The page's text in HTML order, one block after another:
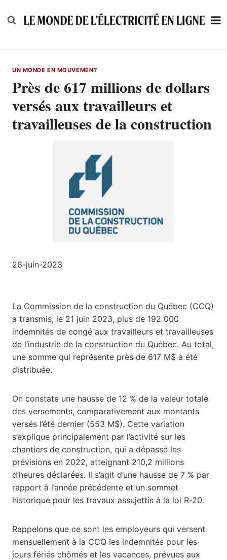
to
UN MONDE EN MOUVEMENT
Près de 617 millions de dollars
versés aux travailleurs et
travailleuses de la construction
26-juin-2023
La Commission de la construction du Québec (CCQ)
a transmis, le 21 juin 2023, plus de 192 000
indemnités de congé aux travailleurs et travailleuses
de l’industrie de la construction du Québec. Au total,
une somme qui représente près de 617 M$ a été
distribuée.
On constate une hausse de 12 % de la valeur totale
des versements, comparativement aux montants
versés l’été dernier (553 M$). Cette variation
s’explique principalement par l’activité sur les
chantiers de construction, qui a dépassé les
prévisions en 2022, atteignant 210,2 millions
d’heures déclarées. Il s’agit d’une hausse de 7 % par
rapport à l’année précédente et un sommet
historique pour les travaux assujettis à la loi R-20.
Rappelons que ce sont les employeurs qui versent
mensuellement à la CCQ les indemnités pour les
jours fériés chômés et les vacances, prévues aux